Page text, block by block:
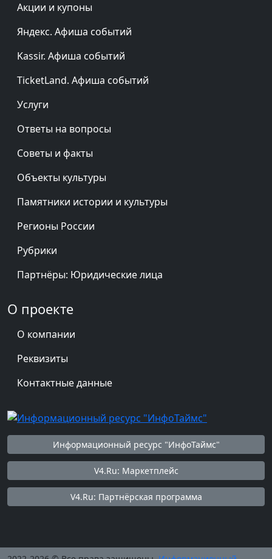
Акции и купоны
Яндекс. Афиша событий
Kassir. Афиша событий
TicketLand. Афиша событий
Услуги
Ответы на вопросы
Советы и факты
Объекты культуры
Памятники истории и культуры
Регионы России
Рубрики
Партнёры: Юридические лица
О проекте
О компании
Реквизиты
Контактные данные
Информационный ресурс "ИнфоТаймс"
V4.Ru: Маркетплейс
V4.Ru: Партнёрская программа